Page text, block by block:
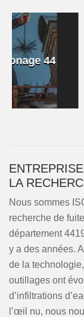
Pose de
LA
Nous sommes
recherche de
département
y a des années.
de la
outillages ont
d’infiltrations
l’œil nu, nous